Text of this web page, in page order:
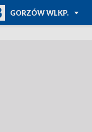
GORZÓW WLKP.
TVP REGIONY